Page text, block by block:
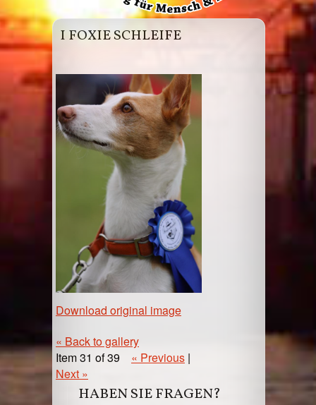
I FOXIE SCHLEIFE
Download original image
« Back to gallery
Item 31 of 39
« Previous |
Next »
HABEN SIE FRAGEN?